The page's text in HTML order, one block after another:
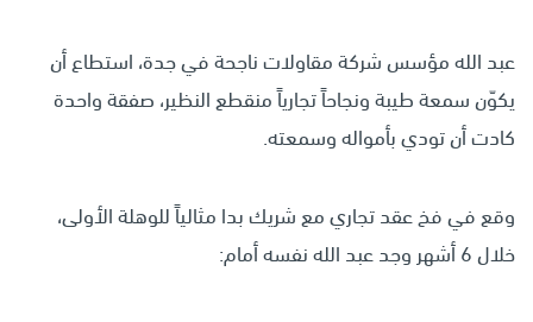
عبد الله مؤسس شركة مقاولات ناجحة في جدة، استطاع أن
يكوّن سمعة طيبة ونجاحاً تجارياً منقطع النظير، صفقة واحدة
كادت أن تودي بأمواله وسمعته.
وقع في فخ عقد تجاري مع شريك بدا مثالياً للوهلة الأولى،
خلال 6 أشهر وجد عبد الله نفسه أمام: